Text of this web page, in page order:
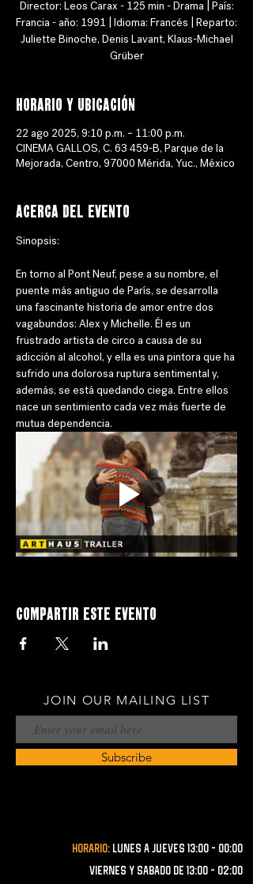
Director: Leos Carax - 125 min - Drama | País:
Francia - año: 1991 | Idioma: Francés | Reparto:
Juliette Binoche, Denis Lavant, Klaus-Michael
Grüber
Horario y ubicación
22 ago 2025, 9:10 p.m. – 11:00 p.m.
CINEMA GALLOS, C. 63 459-B, Parque de la
Mejorada, Centro, 97000 Mérida, Yuc., México
Acerca del evento
Sinopsis:
En torno al Pont Neuf, pese a su nombre, el
puente más antiguo de París, se desarrolla
una fascinante historia de amor entre dos
vagabundos: Alex y Michelle. Él es un
frustrado artista de circo a causa de su
adicción al alcohol, y ella es una pintora que ha
sufrido una dolorosa ruptura sentimental y,
además, se está quedando ciega. Entre ellos
nace un sentimiento cada vez más fuerte de
mutua dependencia.
Compartir este evento
JOIN OUR MAILING LIST
Subscribe
Horario: lunes a JUEVES 13:00 - 00:00
VIERNES Y SABADO de 13:00 - 02:00